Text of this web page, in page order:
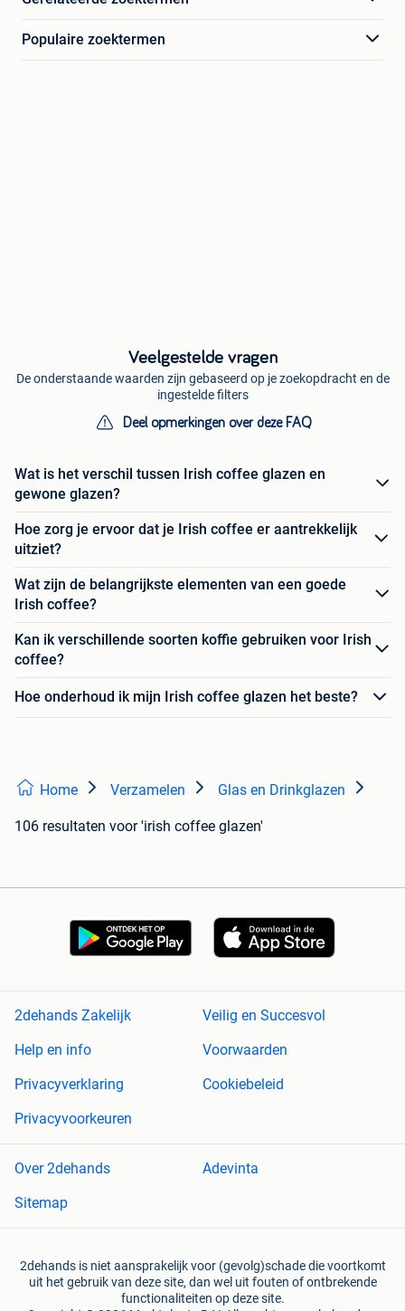
Populaire zoektermen
Veelgestelde vragen
De onderstaande waarden zijn gebaseerd op je zoekopdracht en de
ingestelde filters
Deel opmerkingen over deze FAQ
Wat is het verschil tussen Irish coffee glazen en
gewone glazen?
Hoe zorg je ervoor dat je Irish coffee er aantrekkelijk
uitziet?
Wat zijn de belangrijkste elementen van een goede
Irish coffee?
Kan ik verschillende soorten koffie gebruiken voor Irish
coffee?
Hoe onderhoud ik mijn Irish coffee glazen het beste?
Home Verzamelen Glas en Drinkglazen
106 resultaten voor 'irish coffee glazen'
2dehands Zakelijk
Veilig en Succesvol
Help en info
Voorwaarden
Privacyverklaring
Cookiebeleid
Privacyvoorkeuren
Over 2dehands
Adevinta
Sitemap
2dehands is niet aansprakelijk voor (gevolg)schade die voortkomt
uit het gebruik van deze site, dan wel uit fouten of ontbrekende
functionaliteiten op deze site.